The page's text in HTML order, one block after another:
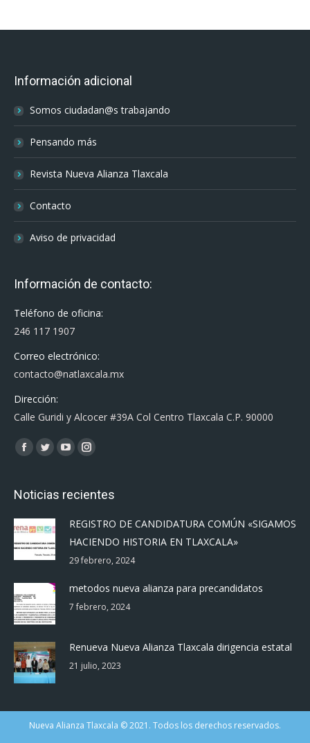
Información adicional
Somos ciudadan@s trabajando
Pensando más
Revista Nueva Alianza Tlaxcala
Contacto
Aviso de privacidad
Información de contacto:
Teléfono de oficina:
246 117 1907
Correo electrónico:
contacto@natlaxcala.mx
Dirección:
Calle Guridi y Alcocer #39A Col Centro Tlaxcala C.P. 90000
Encuéntranos en:
Facebook
opens
new
window
Twitter
opens
new
window
YouTube
opens
new
window
Instagram
opens
new
window
Noticias recientes
REGISTRO DE CANDIDATURA COMÚN «SIGAMOS
HACIENDO HISTORIA EN TLAXCALA»
29 febrero, 2024
metodos nueva alianza para precandidatos
7 febrero, 2024
Renueva Nueva Alianza Tlaxcala dirigencia estatal
21 julio, 2023
Nueva Alianza Tlaxcala © 2021. Todos los derechos reservados.